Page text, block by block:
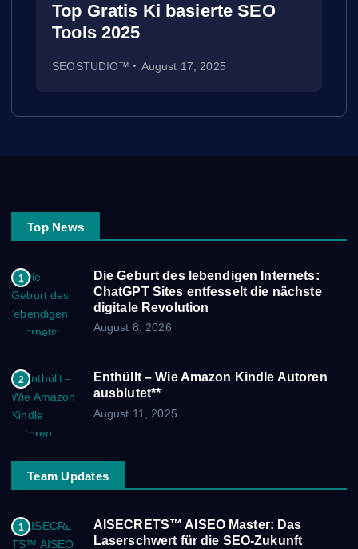
Top Gratis Ki basierte SEO
Tools 2025
SEOSTUDIO™ August 17, 2025
Top News
1
Die Geburt des lebendigen Internets:
ChatGPT Sites entfesselt die nächste
digitale Revolution
August 8, 2026
2
Enthüllt – Wie Amazon Kindle Autoren
ausblutet**
August 11, 2025
Team Updates
1
AISECRETS™ AISEO Master: Das
Laserschwert für die SEO-Zukunft